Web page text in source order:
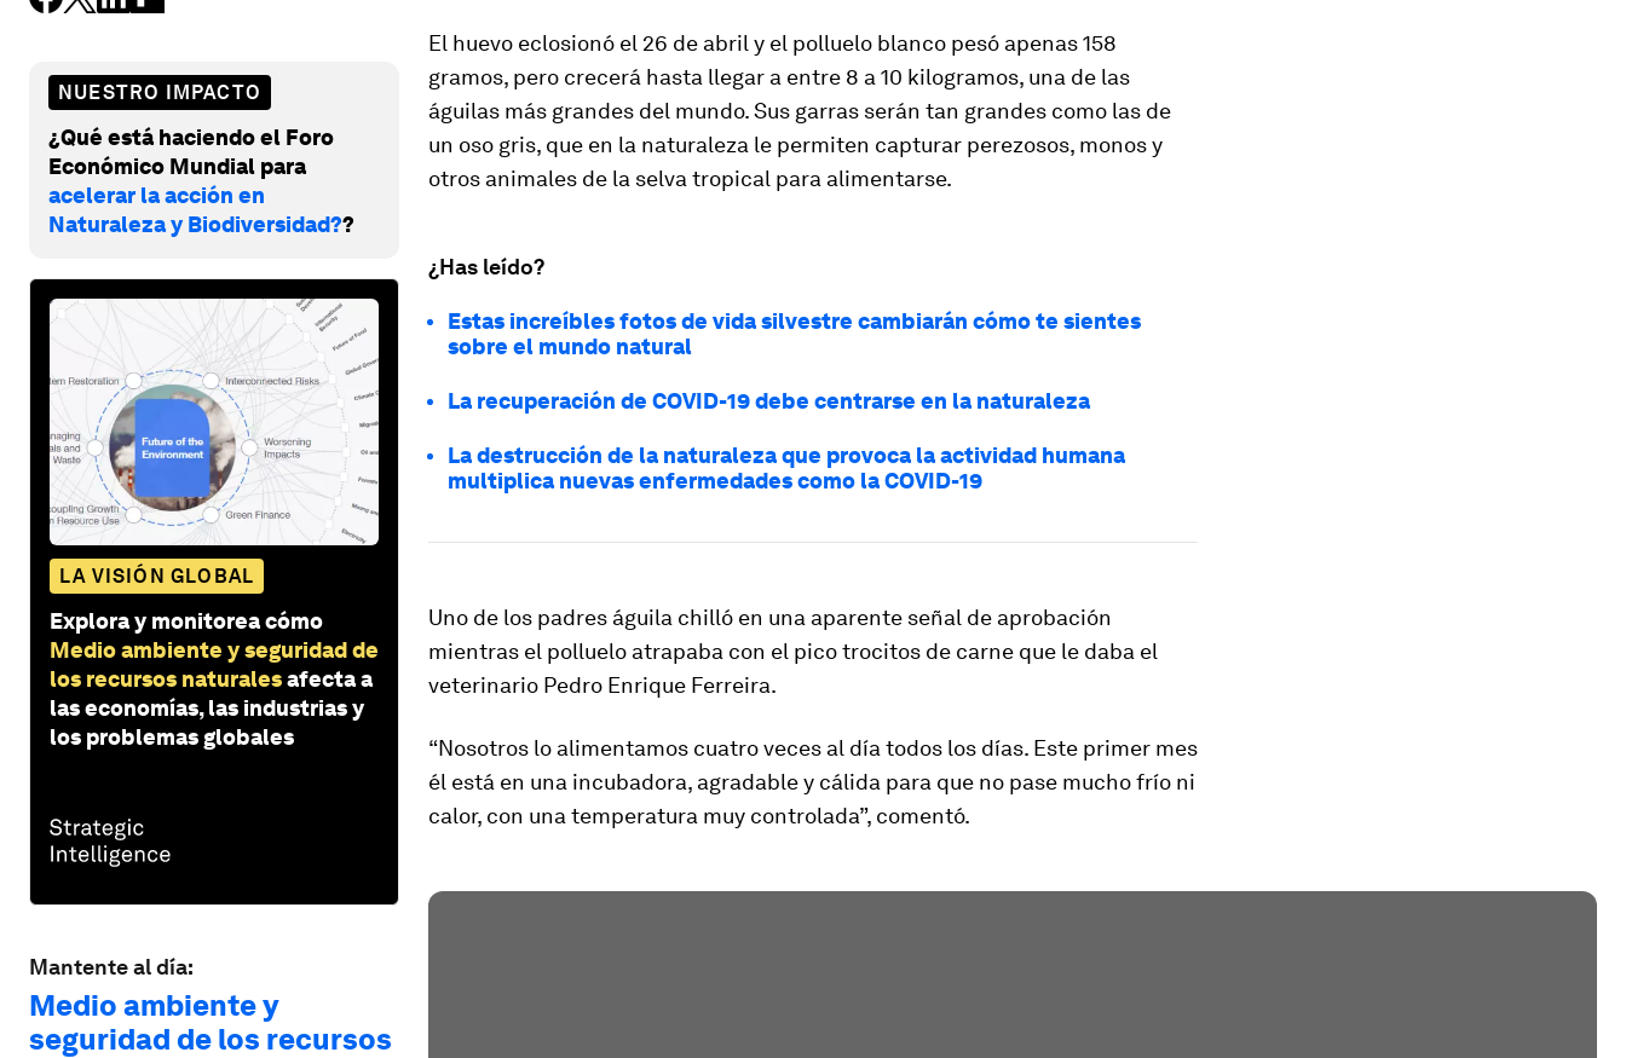
NUESTRO IMPACTO
¿Qué está haciendo el Foro
Económico Mundial para
acelerar la acción en
Naturaleza y Biodiversidad??
LA VISIÓN GLOBAL
Explora y monitorea cómo
Medio ambiente y seguridad de
los recursos naturalesafecta a
las economías, las industrias y
los problemas globales
Mantente al día:
Medio ambiente y
seguridad de los recursos
El huevo eclosionó el 26 de abril y el polluelo blanco pesó apenas 158
gramos, pero crecerá hasta llegar a entre 8 a 10 kilogramos, una de las
águilas más grandes del mundo. Sus garras serán tan grandes como las de
un oso gris, que en la naturaleza le permiten capturar perezosos, monos y
otros animales de la selva tropical para alimentarse.
¿Has leído?
Estas increíbles fotos de vida silvestre cambiarán cómo te sientes
sobre el mundo natural
La recuperación de COVID-19 debe centrarse en la naturaleza
La destrucción de la naturaleza que provoca la actividad humana
multiplica nuevas enfermedades como la COVID-19
Uno de los padres águila chilló en una aparente señal de aprobación
mientras el polluelo atrapaba con el pico trocitos de carne que le daba el
veterinario Pedro Enrique Ferreira.
“Nosotros lo alimentamos cuatro veces al día todos los días. Este primer mes
él está en una incubadora, agradable y cálida para que no pase mucho frío ni
calor, con una temperatura muy controlada”, comentó.